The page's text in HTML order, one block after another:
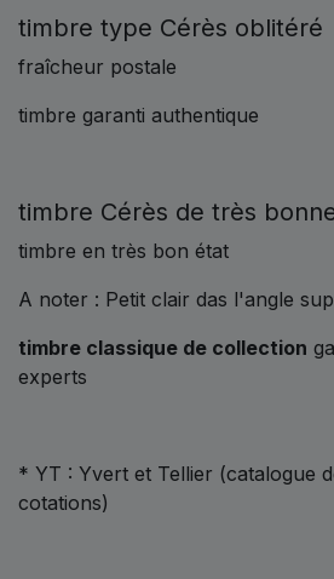
timbre type Cérès oblitéré
fraîcheur postale
timbre garanti authentique
timbre Cérès de très
timbre en très bon état
A noter : Petit clair das l'angle
timbre classique de collection
experts
* YT : Yvert et Tellier (catalogue
cotations)